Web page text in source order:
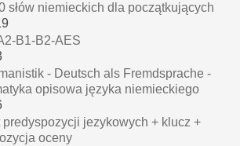
słów niemieckich dla początkujących
B1-B2-AES
- Deutsch als Fremdsprache -
opisowa języka niemieckiego
predyspozycji jezykowych + klucz +
oceny